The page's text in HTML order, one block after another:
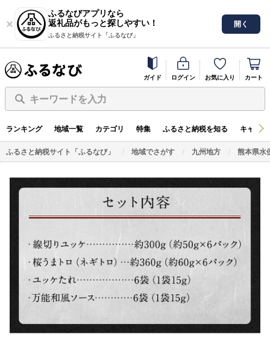
ふるなびアプリなら
返礼品がもっと探しやすい！
ふるさと納税サイト「ふるなび」
開く
ガイド ログイン お気に入り カート
キーワードを入力
ランキング 地域一覧 カテゴリ 特集 ふるさと納税を知る キャン
ふるさと納税サイト「ふるなび」 地域でさがす 九州地方 熊本県水